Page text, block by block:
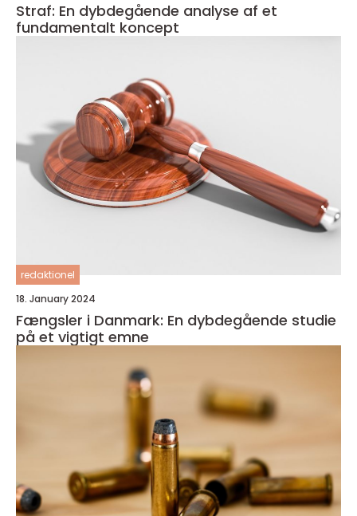
Straf: En dybdegående analyse af et
fundamentalt koncept
redaktionel
18. January 2024
Fængsler i Danmark: En dybdegående studie
på et vigtigt emne